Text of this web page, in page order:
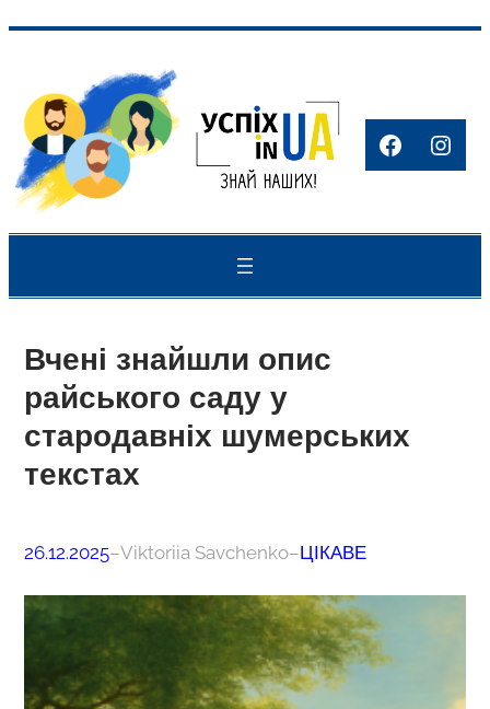
вмісту
Вчені знайшли опис
райського саду у
стародавніх шумерських
текстах
26.12.2025–Viktoriia Savchenko–ЦІКАВЕ